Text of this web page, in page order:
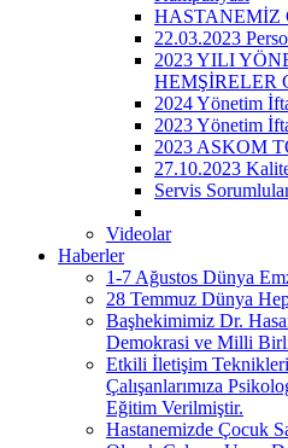
HASTANEMİZ
22.03.2023
2023 YILI
HEMŞİRELER
2024 Yönetim
2023 Yönetim
2023 ASKOM
27.10.2023
Servis
Videolar
Haberler
1-7 Ağustos Dünya
28 Temmuz Dünya
Başhekimimiz Dr.
Demokrasi ve Milli
Etkili İletişim
Çalışanlarımıza
Eğitim Verilmiştir.
Hastanemizde Çocuk